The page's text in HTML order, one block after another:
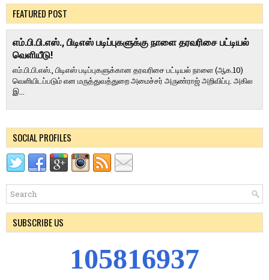
FEATURED POST
எம்.பி.பி.எஸ்., பிடிஎஸ் படிப்புகளுக்கு நாளை தரவரிசை பட்டியல்
வெளியீடு!
எம்.பி.பி.எஸ்., பிடிஎஸ் படிப்புகளுக்கான தரவரிசை பட்டியல் நாளை (ஆக.10)
வெளியிடப்படும் என மருத்துவத்துறை அமைச்சர் அருண்ராஜ் அறிவிப்பு. அகில
இ...
SOCIAL PROFILES
SUBSCRIBE US
105816937